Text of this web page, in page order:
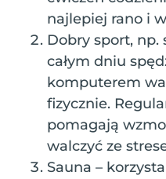
najlepiej rano i
Dobry sport, np.
całym dniu
komputerem
fizycznie.
pomagają
walczyć ze
Sauna –